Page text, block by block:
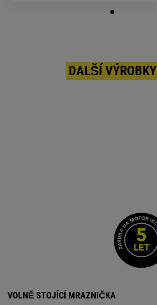
DALŠÍ VÝROBKY
VOLNĚ STOJÍCÍ MRAZNIČKA